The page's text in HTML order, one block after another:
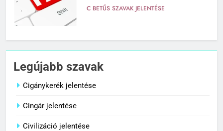
C BETŰS SZAVAK JELENTÉSE
7
Céltudatos jelentése
C BETŰS SZAVAK JELENTÉSE
8
Centenárium jelentése
Legújabb szavak
Cigánykerék jelentése
Cingár jelentése
Civilizáció jelentése